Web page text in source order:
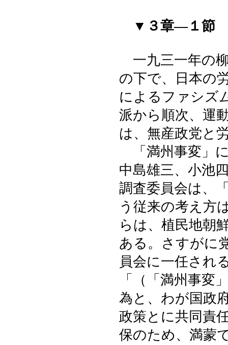
▼３章―１節
一九三一年の
の下で、日本の
によるファシズ
派から順次、運
は、無産政党と
「満州事変」
中島雄三、小池
調査委員会は、
う従来の考え方
らは、植民地朝
ある。さすがに
員会に一任され
「（「満州事変
為と、わが国政
政策とに共同責
保のため、満蒙